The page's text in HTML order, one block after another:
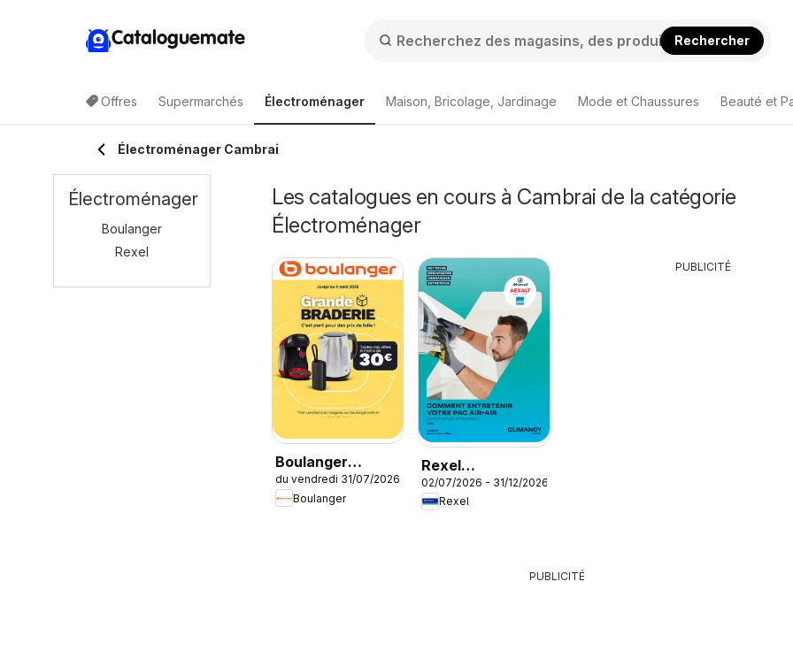
Cataloguemate Rechercher
Offres Supermarchés Électroménager Maison, Bricolage, Jardinage Mode et Chaussures Beauté et
Électroménager Cambrai
Les catalogues en cours à Cambrai de la catégorie
Électroménager
Boulanger
Catalogue des
produits
du vendredi 31/07/2026
Boulanger
Rexel
Climatisation
réversible
02/07/2026 - 31/12/2026
Rexel
PUBLICITÉ
PUBLICITÉ
Électroménager
Boulanger
Rexel